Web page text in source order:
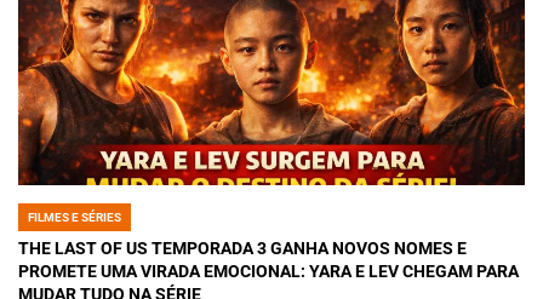
POSTED
IN
FILMES E SÉRIES
THE LAST OF US TEMPORADA 3 GANHA NOVOS NOMES E
PROMETE UMA VIRADA EMOCIONAL: YARA E LEV CHEGAM PARA
MUDAR TUDO NA SÉRIE